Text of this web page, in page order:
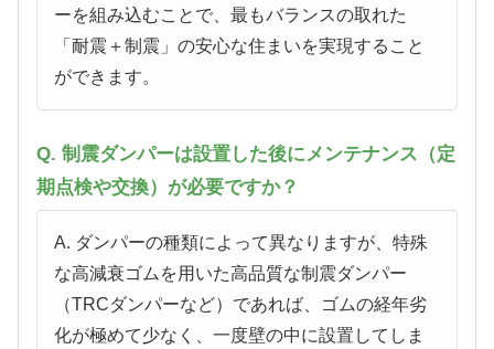
ーを組み込むことで、最もバランスの取れた
「耐震＋制震」の安心な住まいを実現すること
ができます。
Q. 制震ダンパーは設置した後にメンテナンス（定
期点検や交換）が必要ですか？
A. ダンパーの種類によって異なりますが、特殊
な高減衰ゴムを用いた高品質な制震ダンパー
（TRCダンパーなど）であれば、ゴムの経年劣
化が極めて少なく、一度壁の中に設置してしま